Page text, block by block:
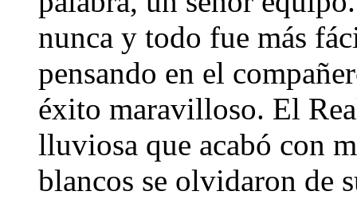
nunca y todo fue más
pensando en el
éxito maravilloso. El
lluviosa que acabó con
blancos se olvidaron de